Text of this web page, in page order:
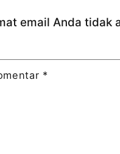
email Anda tidak
*